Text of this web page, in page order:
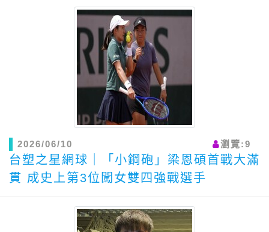
2026/06/10 瀏覽:9
台塑之星網球｜「小鋼砲」梁恩碩首戰大滿
貫 成史上第3位闖女雙四強戰選手